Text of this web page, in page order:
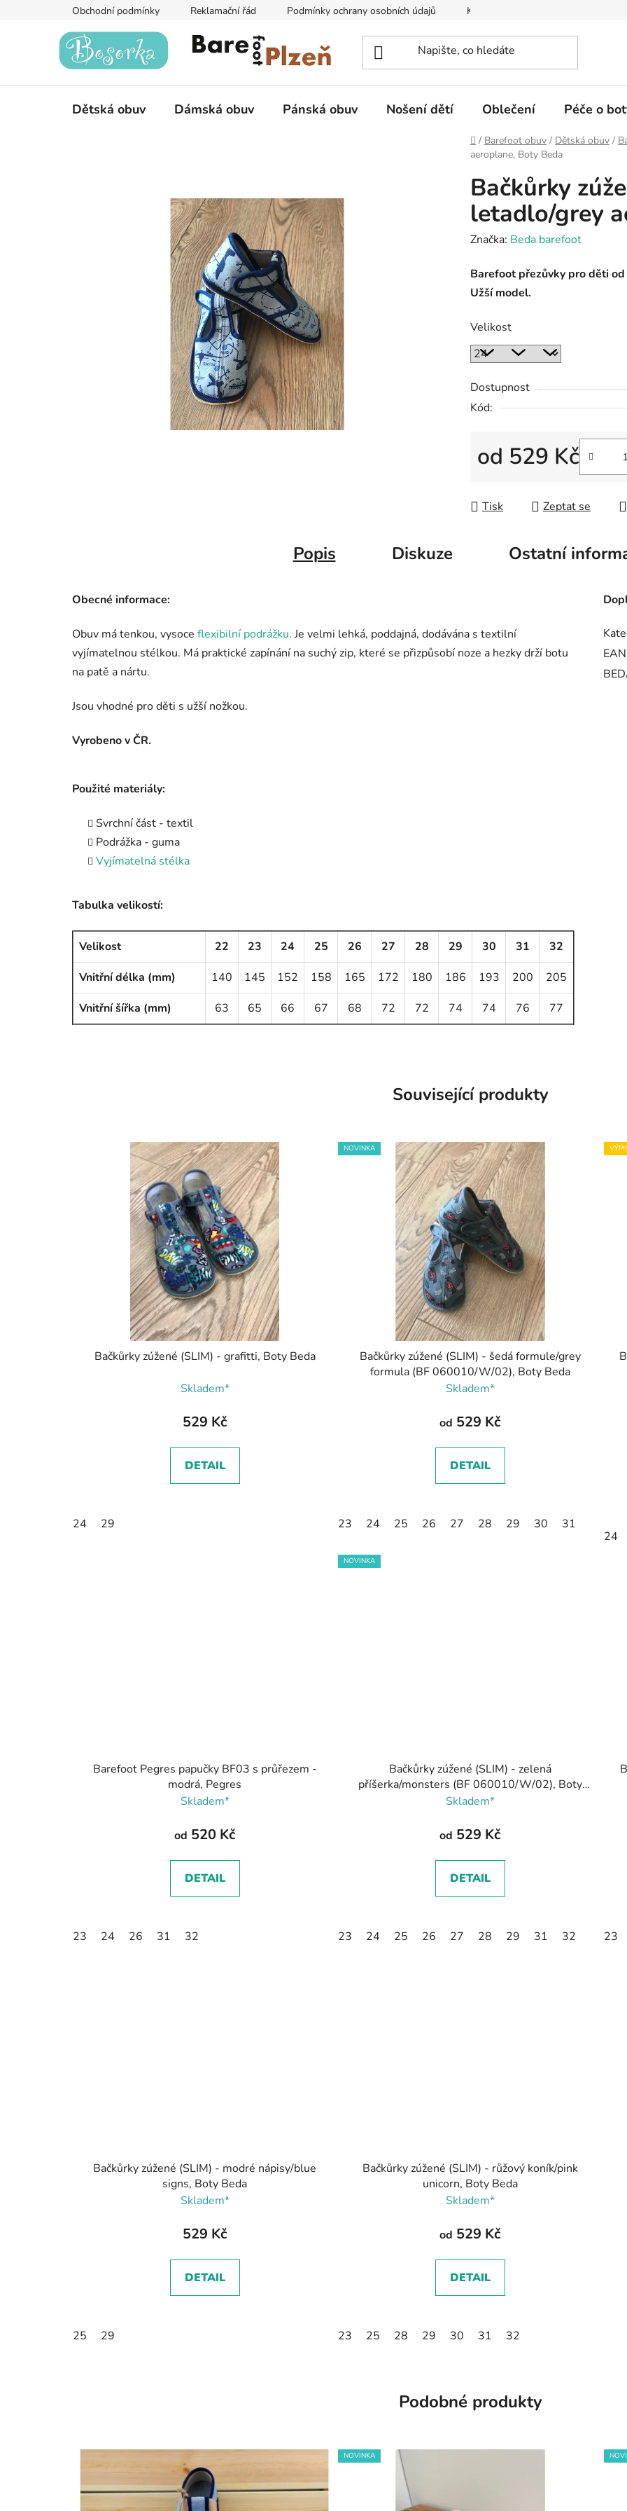
Obchodní podmínky Reklamační řád Podmínky ochrany osobních údajů Kontakty na prodejny
Dětská obuv Dámská obuv Pánská obuv Nošení dětí Oblečení Péče o
Domů
/ Barefoot obuv / Dětská obuv /
aeroplane, Boty Beda
Bačkůrky
letadlo/grey
Značka: Beda barefoot
Barefoot přezůvky pro děti
Užší model.
Velikost
Dostupnost
Kód:
od 529 Kč
Tisk
Zeptat se
Popis Diskuze Ostatní
Obecné informace:
Obuv má tenkou, vysoce flexibilní podrážku. Je velmi lehká, poddajná, dodávána s textilní
vyjímatelnou stélkou. Má praktické zapínání na suchý zip, které se přizpůsobí noze a hezky drží botu
na patě a nártu.
Jsou vhodné pro děti s užší nožkou.
Vyrobeno v ČR.
Použité materiály:
Svrchní část - textil
Podrážka - guma
Vyjímatelná stélka
Tabulka velikostí:
Velikost 22 23 24 25 26 27 28 29 30 31
32
Vnitřní délka (mm)
140 145 152 158 165 172 180 186 193 200
205
Vnitřní šířka (mm)
63 65 66 67 68 72 72 74 74 76 77
EAN
Související produkty
Bačkůrky zúžené (SLIM) - grafitti, Boty Beda
Skladem*
529 Kč
DETAIL
24 29
NOVINKA
Bačkůrky zúžené (SLIM) - šedá formule/grey
formula (BF 060010/W/02), Boty Beda
Skladem*
od 529 Kč
DETAIL
23 24 25 26 27 28 29 30 31
24
Barefoot Pegres papučky BF03 s průřezem -
modrá, Pegres
Skladem*
od 520 Kč
DETAIL
23 24 26 31 32
NOVINKA
Bačkůrky zúžené (SLIM) - zelená
příšerka/monsters (BF 060010/W/02), Boty
Beda
Skladem*
od 529 Kč
DETAIL
23 24 25 26 27 28 29 31 32 23
Bačkůrky zúžené (SLIM) - modré nápisy/blue
signs, Boty Beda
Skladem*
529 Kč
DETAIL
25 29
Bačkůrky zúžené (SLIM) - růžový koník/pink
unicorn, Boty Beda
Skladem*
od 529 Kč
DETAIL
23 25 28 29 30 31 32
Podobné produkty
NOVINKA